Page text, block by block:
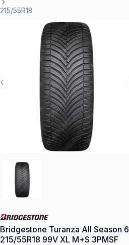
215/55R18
Previous Slide
Bridgestone Turanza All Season 6
215/55R18 99V XL M+S 3PMSF